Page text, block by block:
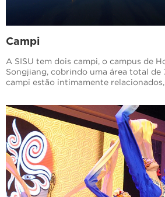
Campi
A SISU tem dois campi, o campus de
Songjiang, cobrindo uma área total de
campi estão intimamente